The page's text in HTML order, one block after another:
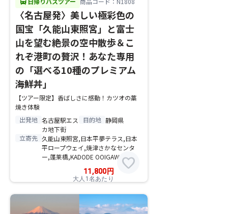
〈名古屋発〉美しい極彩色の
国宝「久能山東照宮」と富士
山を望む絶景の空中散歩＆こ
れぞ港町の贅沢！あなた専用
の「選べる10種のプレミアム
海鮮丼」
【ツアー限定】香ばしさに感動！カツオの藁
焼き体験
出発地 名古屋駅エス
カ地下街
目的地 静岡県
立寄先 久能山東照宮,日本平夢テラス,日本
平ロープウェイ,焼津さかなセンタ
ー,蓬莱橋,KADODE OOIGAWA
11,800 円
大人1名あたり
favorite